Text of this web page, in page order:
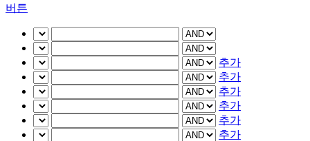
버튼
추가
추가
추가
추가
추가
추가